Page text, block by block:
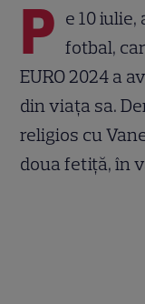
P e 10
fotbal,
EURO 2024 a
din viața sa.
religios cu
doua fetiță, în